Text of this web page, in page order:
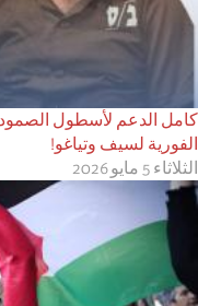
كامل الدعم لأسطول الصمود
الفورية لسيف وتياغو!
الثلاثاء 5 مايو 2026